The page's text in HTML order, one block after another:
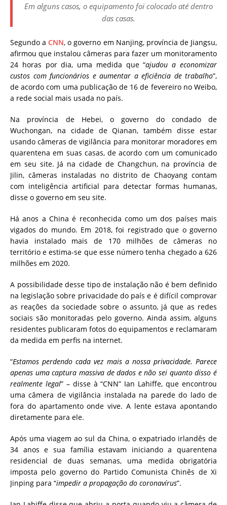
Em alguns casos, o equipamento foi colocado até dentro
das casas.
Segundo aCNN, o governo em Nanjing, província de Jiangsu,
afirmou que instalou câmeras para fazer um monitoramento
24 horas por dia, uma medida que “ajudou a economizar
custos com funcionários e aumentar a eficiência de trabalho”,
de acordo com uma publicação de 16 de fevereiro no Weibo,
a rede social mais usada no país.
Na província de Hebei, o governo do condado de
Wuchongan, na cidade de Qianan, também disse estar
usando câmeras de vigilância para monitorar moradores em
quarentena em suas casas, de acordo com um comunicado
em seu site. Já na cidade de Changchun, na província de
Jilin, câmeras instaladas no distrito de Chaoyang contam
com inteligência artificial para detectar formas humanas,
disse o governo em seu site.
Há anos a China é reconhecida como um dos países mais
vigados do mundo. Em 2018, foi registrado que o governo
havia instalado mais de 170 milhões de câmeras no
território e estima-se que esse número tenha chegado a 626
milhões em 2020.
A possibilidade desse tipo de instalação não é bem definido
na legislação sobre privacidade do país e é difícil comprovar
as reações da sociedade sobre o assunto, já que as redes
sociais são monitoradas pelo governo. Ainda assim, alguns
residentes publicaram fotos do equipamentos e reclamaram
da medida em perfis na internet.
“Estamos perdendo cada vez mais a nossa privacidade. Parece
apenas uma captura massiva de dados e não sei quanto disso é
realmente legal” – disse à “CNN” Ian Lahiffe, que encontrou
uma câmera de vigilância instalada na parede do lado de
fora do apartamento onde vive. A lente estava apontando
diretamente para ele.
Após uma viagem ao sul da China, o expatriado irlandês de
34 anos e sua família estavam iniciando a quarentena
residencial de duas semanas, uma medida obrigatória
imposta pelo governo do Partido Comunista Chinês de Xi
Jinping para “impedir a propagação do coronavírus”.